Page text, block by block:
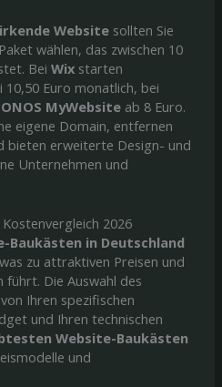
Websitesollten Sie
wählen, das zwischen 10
Bei Wixstarten
Euro monatlich, bei
MyWebsiteab 8 Euro.
eigene Domain, entfernen
bieten erweiterte Design- und
Unternehmen und
2026
Baukästen in Deutschland
zu attraktiven Preisen und
führt. Die Auswahl des
Ihren spezifischen
und Ihren technischen
Website-Baukästen
und